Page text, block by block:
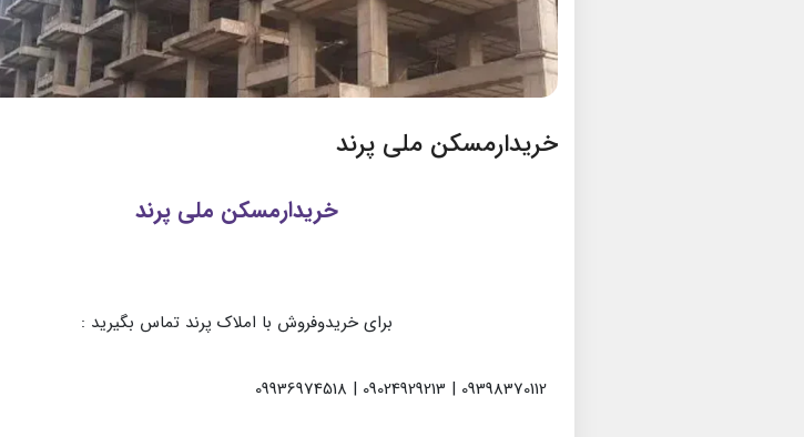
خریدارمسکن ملی پرند
خریدارمسکن ملی پرند
برای خریدوفروش با املاک پرند تماس بگیرید :